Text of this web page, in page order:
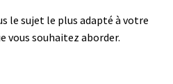
le sujet le plus adapté à votre
vous souhaitez aborder.